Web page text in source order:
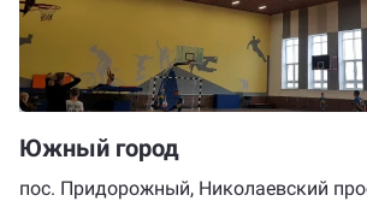
Южный город
пос. Придорожный, Николаевский